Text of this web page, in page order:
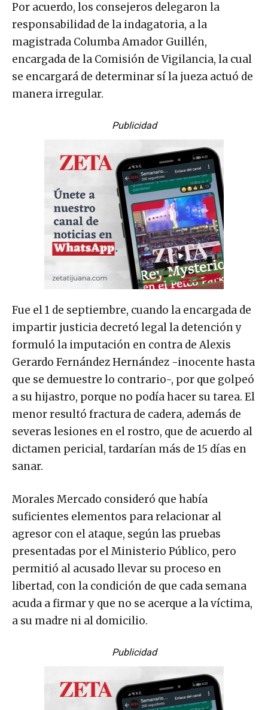
Por acuerdo, los consejeros delegaron la
responsabilidad de la indagatoria, a la
magistrada Columba Amador Guillén,
encargada de la Comisión de Vigilancia, la cual
se encargará de determinar sí la jueza actuó de
manera irregular.
Publicidad
Fue el 1 de septiembre, cuando la encargada de
impartir justicia decretó legal la detención y
formuló la imputación en contra de Alexis
Gerardo Fernández Hernández -inocente hasta
que se demuestre lo contrario-, por que golpeó
a su hijastro, porque no podía hacer su tarea. El
menor resultó fractura de cadera, además de
severas lesiones en el rostro, que de acuerdo al
dictamen pericial, tardarían más de 15 días en
sanar.
Morales Mercado consideró que había
suficientes elementos para relacionar al
agresor con el ataque, según las pruebas
presentadas por el Ministerio Público, pero
permitió al acusado llevar su proceso en
libertad, con la condición de que cada semana
acuda a firmar y que no se acerque a la víctima,
a su madre ni al domicilio.
Publicidad